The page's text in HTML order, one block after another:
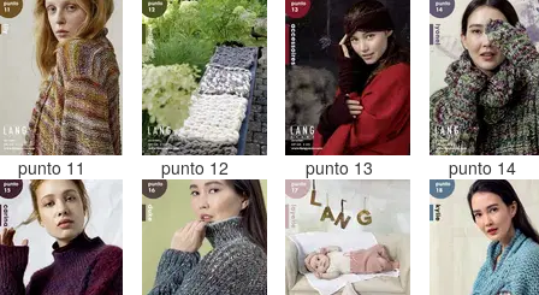
punto 11 punto 12 punto 13 punto 14